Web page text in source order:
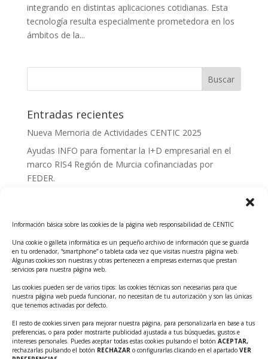
Información básica sobre las cookies de la página web responsabilidad de CENTIC
Una cookie o galleta informática es un pequeño archivo de información que se guarda
en tu ordenador, “smartphone” o tableta cada vez que visitas nuestra página web.
Algunas cookies son nuestras y otras pertenecen a empresas externas que prestan
servicios para nuestra página web.
Las cookies pueden ser de varios tipos: las cookies técnicas son necesarias para que
nuestra página web pueda funcionar, no necesitan de tu autorización y son las únicas
que tenemos activadas por defecto.
El resto de cookies sirven para mejorar nuestra página, para personalizarla en base a tus
preferencias, o para poder mostrarte publicidad ajustada a tus búsquedas, gustos e
intereses personales. Puedes aceptar todas estas cookies pulsando el botón ACEPTAR,
rechazarlas pulsando el botón RECHAZAR o configurarlas clicando en el apartado VER
integrando en distintas aplicaciones cotidianas. Esta
tecnología resulta especialmente prometedora en los
ámbitos de la...
Entradas recientes
Nueva Memoria de Actividades CENTIC 2025
Ayudas INFO para fomentar la I+D empresarial en el
marco RIS4 Región de Murcia cofinanciadas por
FEDER.
Tecnológicos 2ª ed.
Ayudas INFO para el apoyo a las empresas
innovadoras con potencial tecnológico y escalables
Convocatoria Cheque de Innovación. Ayudas INFO
para la contratación de servicios de Innovación y
Competitividad
Cheque Inversión del INFO. Ayudas para la
contratación de servicios de Innovación y
Competitividad para apoyar rondas de financiación.